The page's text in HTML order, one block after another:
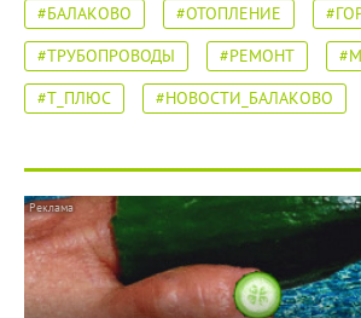
#БАЛАКОВО #ОТОПЛЕНИЕ
#ТРУБОПРОВОДЫ
#РЕМОНТ
#Т_ПЛЮС
#НОВОСТИ_БАЛАКОВО